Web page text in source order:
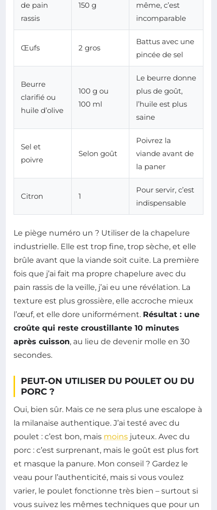
de pain
rassis
150 g
même, c’est
incomparable
Œufs 2 gros
Battus avec une
pincée de sel
Beurre
clarifié ou
huile d’olive
100 g ou
100 ml
Le beurre donne
plus de goût,
l’huile est plus
saine
Sel et
poivre
Selon goût
Poivrez la
viande avant de
la paner
Citron 1
Pour servir, c’est
indispensable
Le piège numéro un ? Utiliser de la chapelure
industrielle. Elle est trop fine, trop sèche, et elle
brûle avant que la viande soit cuite. La première
fois que j’ai fait ma propre chapelure avec du
pain rassis de la veille, j’ai eu une révélation. La
texture est plus grossière, elle accroche mieux
l’œuf, et elle dore uniformément. Résultat : une
croûte qui reste croustillante 10 minutes
après cuisson, au lieu de devenir molle en 30
secondes.
PEUT-ON UTILISER DU POULET OU DU
PORC ?
Oui, bien sûr. Mais ce ne sera plus une escalope à
la milanaise authentique. J’ai testé avec du
poulet : c’est bon, mais moins juteux. Avec du
porc : c’est surprenant, mais le goût est plus fort
et masque la panure. Mon conseil ? Gardez le
veau pour l’authenticité, mais si vous voulez
varier, le poulet fonctionne très bien – surtout si
vous suivez les mêmes techniques que pour un